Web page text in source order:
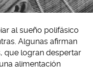
al sueño polifásico
Algunas afirman
que logran despertar
alimentación